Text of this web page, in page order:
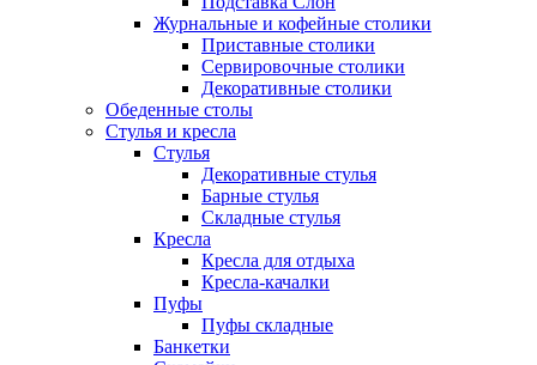
Журнальные и кофейные столики
Приставные столики
Сервировочные столики
Декоративные столики
Обеденные столы
Стулья и кресла
Стулья
Декоративные стулья
Барные стулья
Складные стулья
Кресла
Кресла для отдыха
Кресла-качалки
Пуфы
Пуфы складные
Банкетки